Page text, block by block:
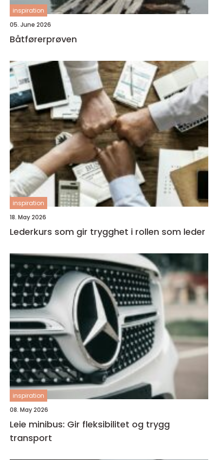
inspiration
05. June 2026
Båtførerprøven
inspiration
18. May 2026
Lederkurs som gir trygghet i rollen som leder
inspiration
08. May 2026
Leie minibus: Gir fleksibilitet og trygg
transport